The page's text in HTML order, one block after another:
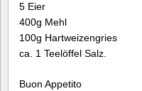
5 Eier
400g Mehl
100g Hartweizengries
ca. 1 Teelöffel Salz.
Buon Appetito